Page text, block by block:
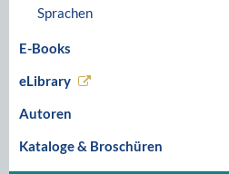
Sprachen
E-Books
eLibrary
Autoren
Kataloge & Broschüren